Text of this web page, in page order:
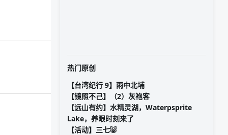
热门原创
【台湾纪行 9】雨中北埔
【镜照不己】（2）灰袍客
【远山有约】水精灵湖，Waterpsprite
Lake，养眼时刻来了
【活动】三七🐷